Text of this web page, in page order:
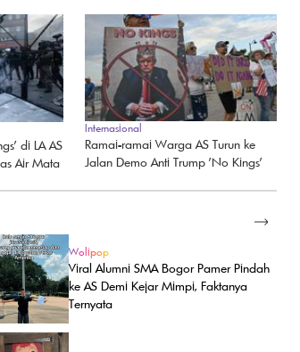
di LA AS
Air Mata
Internasional
Ramai-ramai Warga AS Turun ke
Jalan Demo Anti Trump 'No Kings'
Wolipop
Viral Alumni SMA Bogor Pamer Pindah
ke AS Demi Kejar Mimpi, Faktanya
Ternyata